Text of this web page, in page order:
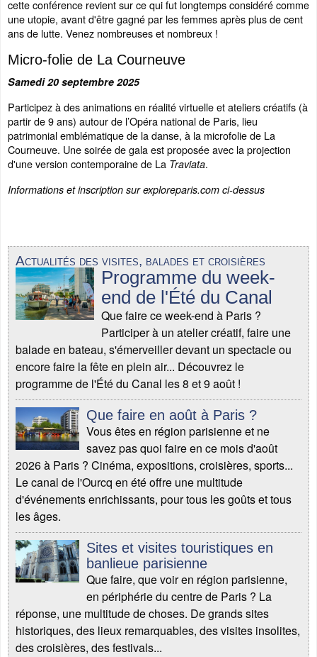
cette conférence revient sur ce qui fut longtemps considéré comme
une utopie, avant d'être gagné par les femmes après plus de cent
ans de lutte. Venez nombreuses et nombreux !
Micro-folie de La Courneuve
Samedi 20 septembre 2025
Participez à des animations en réalité virtuelle et ateliers créatifs (à
partir de 9 ans) autour de l’Opéra national de Paris, lieu
patrimonial emblématique de la danse, à la microfolie de La
Courneuve. Une soirée de gala est proposée avec la projection
d'une version contemporaine de La Traviata.
Informations et inscription sur exploreparis.com ci-dessus
Actualités des visites, balades et croisières
Programme du week-
end de l'Été du Canal
Que faire ce week-end à Paris ?
Participer à un atelier créatif, faire une
balade en bateau, s'émerveiller devant un spectacle ou
encore faire la fête en plein air... Découvrez le
programme de l'Été du Canal les 8 et 9 août !
Que faire en août à Paris ?
Vous êtes en région parisienne et ne
savez pas quoi faire en ce mois d'août
2026 à Paris ? Cinéma, expositions, croisières, sports...
Le canal de l'Ourcq en été offre une multitude
d'événements enrichissants, pour tous les goûts et tous
les âges.
Sites et visites touristiques en
banlieue parisienne
Que faire, que voir en région parisienne,
en périphérie du centre de Paris ? La
réponse, une multitude de choses. De grands sites
historiques, des lieux remarquables, des visites insolites,
des croisières, des festivals...